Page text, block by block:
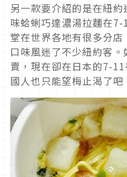
另一款要介紹的是在紐
味蛤蜊巧達濃湯拉麵在
堂在世界各地有很多分
口味風迷了不少紐約客
賣，現在卻在日本的7-
國人也只能望梅止渴了吧